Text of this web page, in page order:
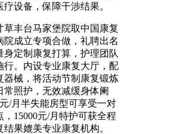
疗设备，保障干涉结果。
丰台马家堡院取中国康复
院成立专项合做，礼聘出名
身定制康复打算，护理团队
行。内设专业康复大厅，配
器械，将活动节制康复锻炼
常照护，无效减缓身体阑
/月半失能房型可享受一对
，15000元/月特护可获全程
结果媲美专业康复机构。